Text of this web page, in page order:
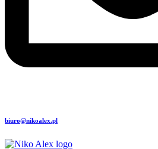
biuro@nikoalex.pl